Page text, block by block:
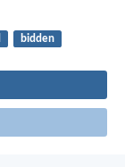
bidden